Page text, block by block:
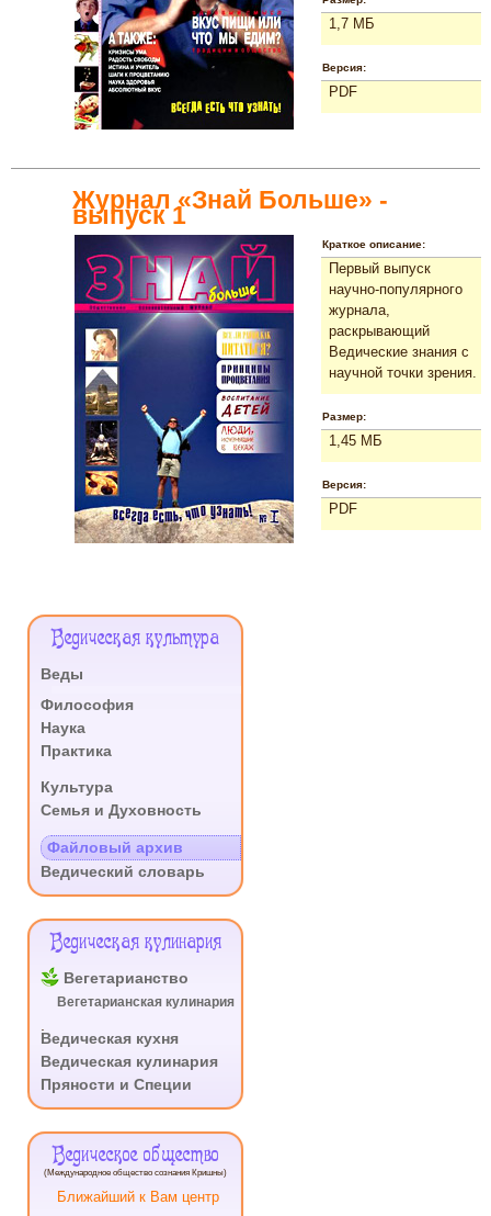
1,7 МБ
Версия:
PDF
Журнал «Знай Больше» -
выпуск 1
Краткое описание:
Первый выпуск
научно-популярного
журнала,
раскрывающий
Ведические знания с
научной точки зрения.
Размер:
1,45 МБ
Версия:
PDF
Меню
Ведическая культура
Веды
Философия
Наука
Практика
Культура
Семья и Духовность
Файловый архив
Ведический словарь
Ведическая кулинария
Вегетарианство
Вегетарианская кулинария
Ведическая кухня
Ведическая кулинария
Пряности и Специи
Ведическое общество
(Международное общество сознания Кришны)
Ближайший к Вам центр